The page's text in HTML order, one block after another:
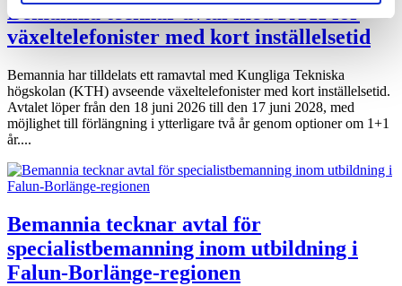
Bemannia tecknar avtal med KTH för
växeltelefonister med kort inställelsetid
Bemannia har tilldelats ett ramavtal med Kungliga Tekniska
högskolan (KTH) avseende växeltelefonister med kort inställelsetid.
Avtalet löper från den 18 juni 2026 till den 17 juni 2028, med
möjlighet till förlängning i ytterligare två år genom optioner om 1+1
år....
Bemannia tecknar avtal för
specialistbemanning inom utbildning i
Falun-Borlänge-regionen